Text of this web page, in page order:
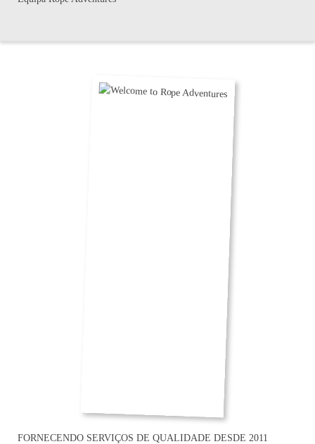
FORNECENDO SERVIÇOS DE QUALIDADE DESDE 2011